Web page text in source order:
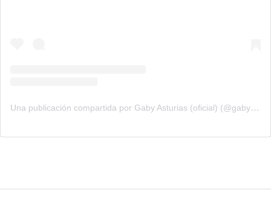
Una publicación compartida por Gaby Asturias (oficial) (@gaby_asturias)